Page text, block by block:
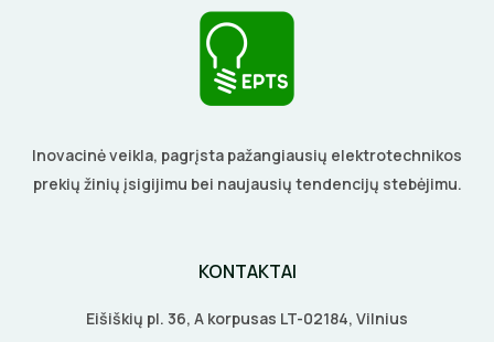
Inovacinė veikla, pagrįsta pažangiausių elektrotechnikos
prekių žinių įsigijimu bei naujausių tendencijų stebėjimu.
KONTAKTAI
Eišiškių pl. 36, A korpusas LT-02184, Vilnius